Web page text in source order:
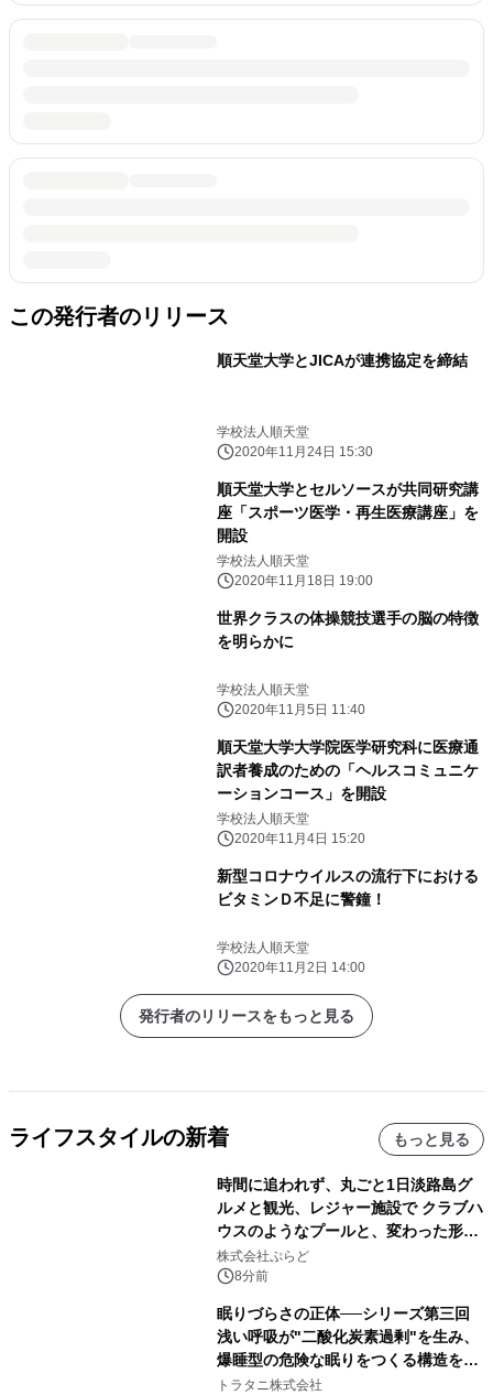
この発行者のリリース
順天堂大学とJICAが連携協定を締結
学校法人順天堂
2020年11月24日 15:30
順天堂大学とセルソースが共同研究講
座「スポーツ医学・再生医療講座」を
開設
学校法人順天堂
2020年11月18日 19:00
世界クラスの体操競技選手の脳の特徴
を明らかに
学校法人順天堂
2020年11月5日 11:40
順天堂大学大学院医学研究科に医療通
訳者養成のための「ヘルスコミュニケ
ーションコース」を開設
学校法人順天堂
2020年11月4日 15:20
新型コロナウイルスの流行下における
ビタミンＤ不足に警鐘！
学校法人順天堂
2020年11月2日 14:00
発行者のリリースをもっと見る
ライフスタイルの新着 もっと見る
時間に追われず、丸ごと1日淡路島グ
ルメと観光、レジャー施設で クラブハ
ウスのようなプールと、変わった形の
サウナも 「THE BOXY AWAJI」のお
得な素泊まり連泊プランで
株式会社ぷらど
8分前
眠りづらさの正体──シリーズ第三回
浅い呼吸が"二酸化炭素過剰"を生み、
爆睡型の危険な眠りをつくる構造を解
説
トラタニ株式会社